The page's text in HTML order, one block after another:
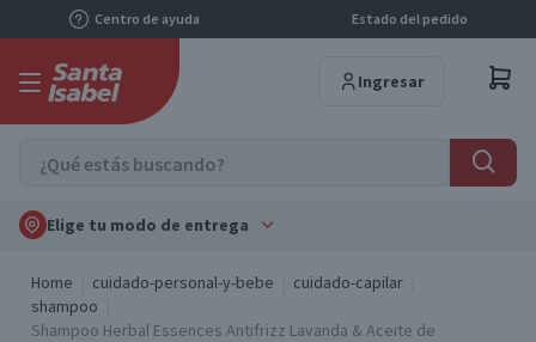
Centro de ayuda Estado del pedido
Ingresar
Elige tu modo de entrega
Home cuidado-personal-y-bebe
cuidado-capilar
shampoo
Shampoo Herbal Essences Antifrizz Lavanda & Aceite de